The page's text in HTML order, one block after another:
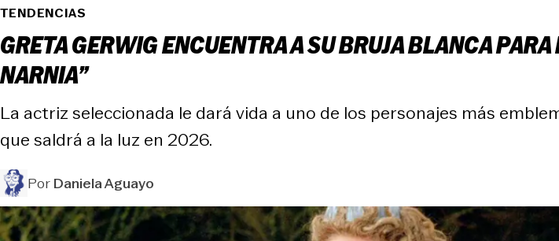
TENDENCIAS
GRETA GERWIG ENCUENTRA A SU BRUJA BLANCA
NARNIA”
La actriz seleccionada le dará vida a uno de los personajes más
que saldrá a la luz en 2026.
PorDaniela Aguayo